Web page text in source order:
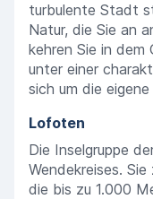
turbulente Stadt
Natur, die Sie an
kehren Sie in dem
unter einer
sich um die
Lofoten
Die Inselgruppe
Wendekreises.
die bis zu 1.000